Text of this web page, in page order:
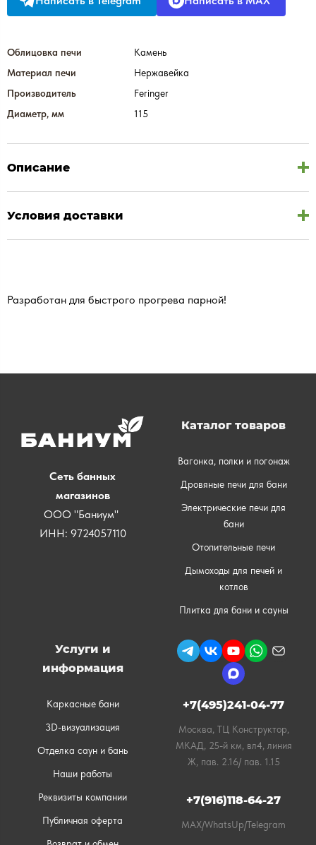
Облицовка печи
Камень
Материал печи
Нержавейка
Производитель
Feringer
Диаметр, мм
115
Описание
Условия доставки
Разработан для быстрого прогрева парной!
Сеть банных
магазинов
ООО "Баниум"
ИНН: 9724057110
Каталог товаров
Вагонка, полки и погонаж
Дровяные печи для бани
Электрические печи для
бани
Отопительные печи
Дымоходы для печей и
котлов
Плитка для бани и сауны
Услуги и
информация
Каркасные бани
3D-визуализация
Отделка саун и бань
Наши работы
Реквизиты компании
Публичная оферта
+7(495)241-04-77
Москва, ТЦ Конструктор,
МКАД, 25-й км, вл4, линия
Ж, пав. 2.16/ пав. 1.15
+7(916)118-64-27
MAX/WhatsUp/Telegram